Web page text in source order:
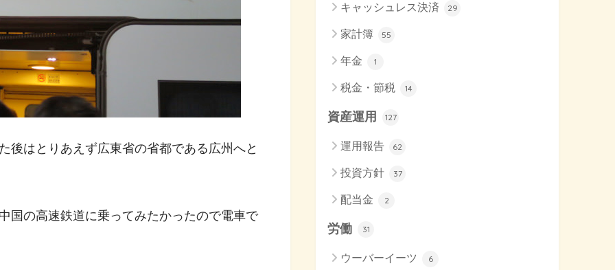
後はとりあえず広東省の省都である広州へと
国の高速鉄道に乗ってみたかったので電車で
キャッシュレス決済 29
家計簿 55
年金 1
税金・節税 14
資産運用 127
運用報告 62
投資方針 37
配当金 2
労働 31
ウーバーイーツ 6